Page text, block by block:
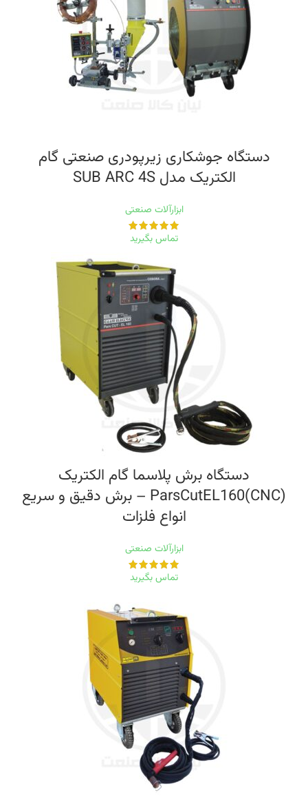
دستگاه جوشکاری زیرپودری صنعتی گام
الکتریک مدل SUB ARC 4S
ابزارآلات صنعتی
تماس بگیرید
دستگاه برش پلاسما گام الکتریک
ParsCutEL160(CNC) – برش دقیق و سریع
انواع فلزات
ابزارآلات صنعتی
تماس بگیرید